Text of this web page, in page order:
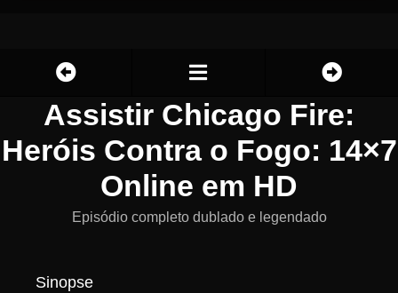
Assistir Chicago Fire:
Heróis Contra o Fogo: 14×7
Online em HD
Episódio completo dublado e legendado
Sinopse